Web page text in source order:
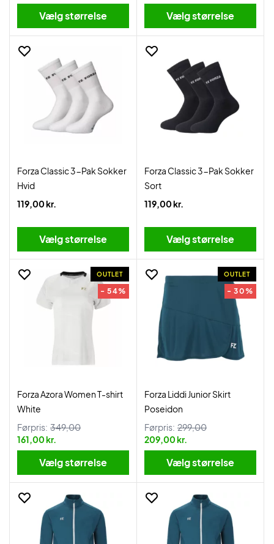
Vælg størrelse Vælg størrelse
Forza Classic 3-Pak Sokker
Hvid
119,00 kr.
Vælg størrelse
Forza Classic 3-Pak Sokker
Sort
119,00 kr.
Vælg størrelse
OUTLET
- 54%
Forza Azora Women T-shirt
White
Førpris: 349,00
161,00 kr.
Vælg størrelse
OUTLET
- 30%
Forza Liddi Junior Skirt
Poseidon
Førpris: 299,00
209,00 kr.
Vælg størrelse